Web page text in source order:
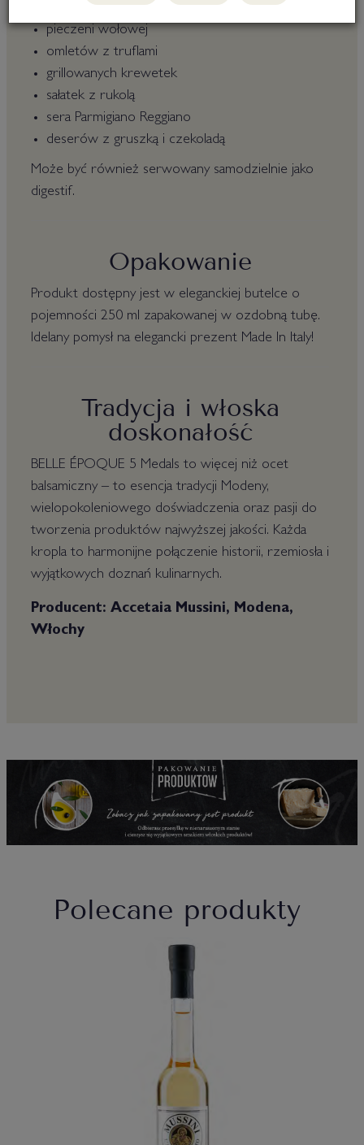
risotto po mediolańsku
pieczeni wołowej
omletów z truflami
grillowanych krewetek
sałatek z rukolą
sera Parmigiano Reggiano
deserów z gruszką i czekoladą
Może być również serwowany samodzielnie jako
digestif.
Opakowanie
Produkt dostępny jest w eleganckiej butelce o
pojemności 250 ml zapakowanej w ozdobną tubę.
Idelany pomysł na elegancki prezent Made In Italy!
Tradycja i włoska
doskonałość
BELLE ÉPOQUE 5 Medals to więcej niż ocet
balsamiczny – to esencja tradycji Modeny,
wielopokoleniowego doświadczenia oraz pasji do
tworzenia produktów najwyższej jakości. Każda
kropla to harmonijne połączenie historii, rzemiosła i
wyjątkowych doznań kulinarnych.
Producent: Accetaia Mussini, Modena,
Włochy
Polecane produkty